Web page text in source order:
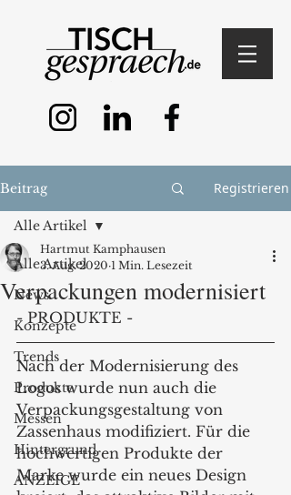
Beitrag Registrieren
Alle Artikel
News
Konzepte
Trends
Produkte
Messen
Hintergrund
ANZEIGE
Alle Artikel
Verpackungen modernisiert
Hartmut Kamphausen
3. Aug. 2020 1 Min. Lesezeit
- PRODUKTE -
Nach der Modernisierung des
Logos wurde nun auch die
Verpackungsgestaltung von
Zassenhaus modifiziert. Für die
hochwertigen Produkte der
Marke wurde ein neues Design